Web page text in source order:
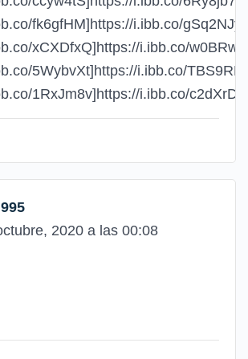
fk6gfHM]https://i.ibb.co/
xCXDfxQ]https://i.ibb.co/
5WybvXt]https://i.ibb.co/
1RxJm8v]https://i.ibb.co/
2020 a las 00:08